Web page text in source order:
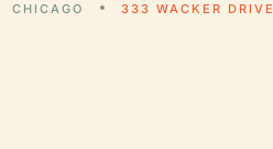
CHICAGO 333 WACKER DRIVE